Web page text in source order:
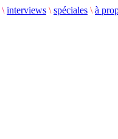
\ interviews \ spéciales \ à